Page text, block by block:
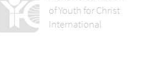
of Youth for Christ
International